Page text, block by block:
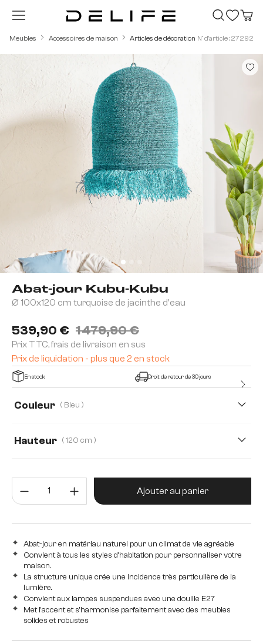
Passer au contenu principal
Meubles Accessoires de maison Articles de décoration N° d'article : 27292
Abat-jour Kubu-Kubu
Ø 100x120 cm turquoise de jacinthe d'eau
539,90 € 1 479,90 €
Prix TTC, frais de livraison en sus
Prix de liquidation - plus que 2 en stock
En stock Droit de retour de 30 jours
Couleur ( Bleu )
Hauteur ( 120 cm )
Quantité de produit : Entrez la
Ajouter au panier
Abat-jour en matériau naturel pour un climat de vie agréable
Convient à tous les styles d'habitation pour personnaliser votre
maison.
La structure unique crée une incidence très particulière de la
lumière.
Convient aux lampes suspendues avec une douille E27
Met l'accent et s'harmonise parfaitement avec des meubles
solides et robustes